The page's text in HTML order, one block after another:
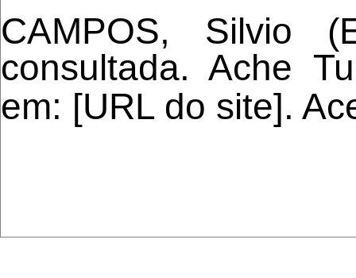
CAMPOS, Silvio
consultada. Ache
em: [URL do site].